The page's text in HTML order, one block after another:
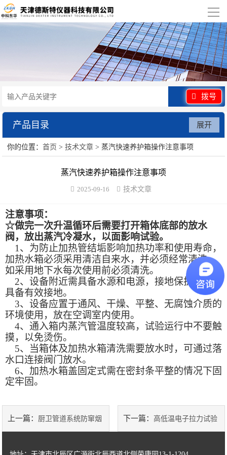
导
航
产品展示
行业应用
视频展示
拨号
产品目录
水泥砂浆类试验仪器
混凝土类检测设备
防水卷材类试验仪器
陶瓷砖系列
土工类试验仪器
建筑节能类试验仪器
塑料管材检测试验机
展开
你的位置：首页 >技术文章 > 蒸汽快速养护箱操作注意事项
蒸汽快速养护箱操作注意事项
2025-09-16 技术文章
注意事项：
☆做完一次升温循环后需要打开箱体底部的放水
阀，放出蒸汽冷凝水，以面影响试验。
1 、为防止加热管结垢影响加热功率和使用寿命，
加热水箱必须采用清洁自来水，并必须经常清洗，
如采用地下水每次使用前必须清洗。
2、设备附近需具备水源和电源，接地保护线必须
具备有效接地。
3、设备应置于通风、干燥、平整、无腐蚀介质的
环境使用，放在空调室内使用。
4、通入箱内蒸汽管温度较高，试验运行中不要触
摸，以免烫伤。
5、当箱体及加热水箱清洗需要放水时，可通过落
水口连接阀门放水。
6、加热水箱盖固定式需在密封条平整的情况下固
定牢固。
上一篇： 厨卫管道系统防窜烟 下一篇： 高低温电子拉力试验